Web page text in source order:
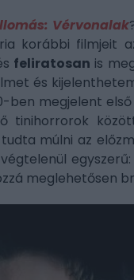
Vérvonalak
korábbi filmjeit
feliratosan is
és
ben megjelent
tinihorrorok
múlni az
meglehetősen